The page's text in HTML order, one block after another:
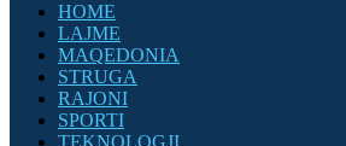
HOME
LAJME
MAQEDONIA
STRUGA
RAJONI
SPORTI
TEKNOLOGJI